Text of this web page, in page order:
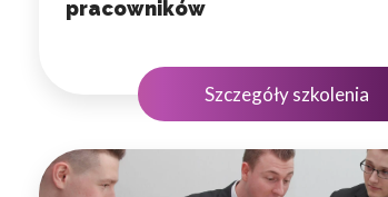
pracowników
Szczegóły szkolenia